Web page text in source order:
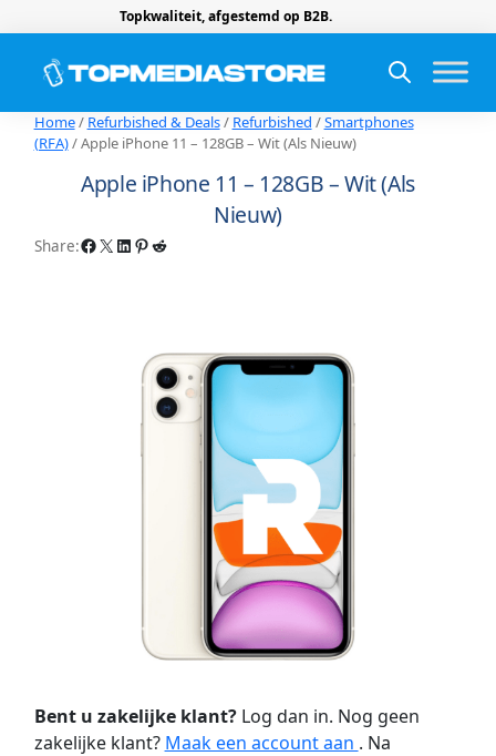
Topkwaliteit, afgestemd op B2B.
Home/ Refurbished & Deals/ Refurbished /Smartphones
(RFA)/ Apple iPhone 11 – 128GB – Wit (Als Nieuw)
Apple iPhone 11 – 128GB – Wit (Als
Nieuw)
Share:Facebook X LinkedIn Pinterest Reddit
Bent u zakelijke klant?Log dan in. Nog geen
zakelijke klant? Maak een account aan . Na